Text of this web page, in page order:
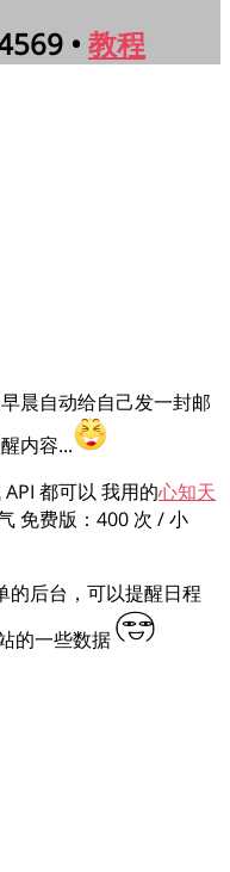
• 教程
晨自动给自己发一封邮
内容...
都可以 我用的心知天
免费版：400 次 / 小
的后台，可以提醒日程
的一些数据